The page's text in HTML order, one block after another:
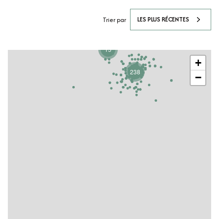
Trier par LES PLUS RÉCENTES
15
238
+
−